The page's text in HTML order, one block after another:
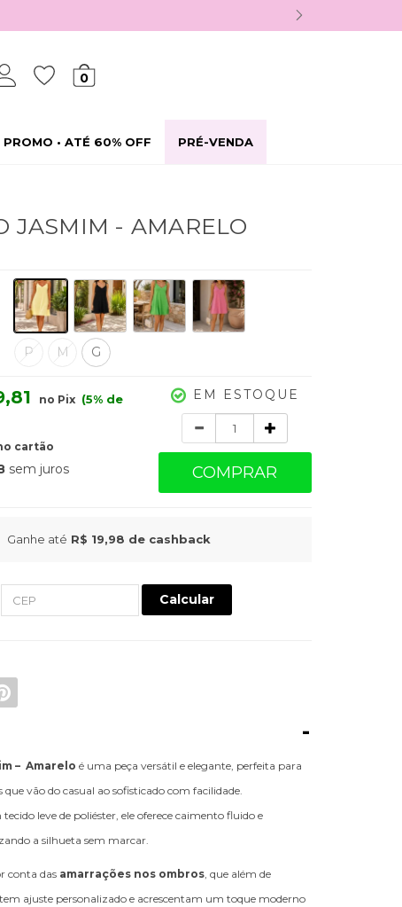
0
PROMO • ATÉ 60% OFF PRÉ-VENDA
JASMIM - AMARELO
P M G
no Pix (5% de
cartão
sem juros
EM ESTOQUE
COMPRAR
Ganhe até R$ 19,98 de cashback
Calcular
-
– Amarelo é uma peça versátil e elegante, perfeita para
vão do casual ao sofisticado com facilidade.
leve de poliéster, ele oferece caimento fluido e
a silhueta sem marcar.
conta das amarrações nos ombros, que além de
ajuste personalizado e acrescentam um toque moderno